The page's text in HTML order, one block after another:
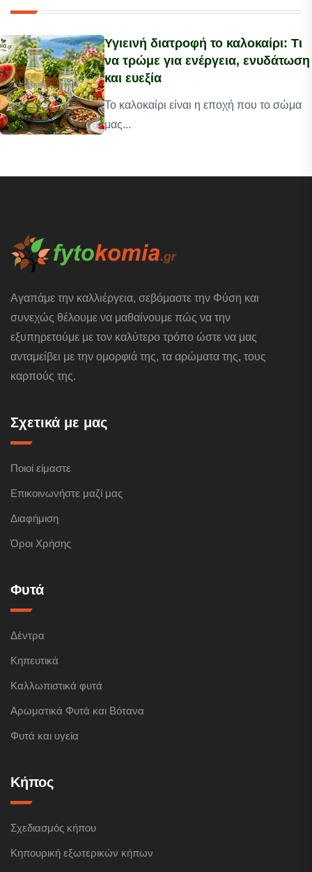
Υγιεινή διατροφή το καλοκαίρι: Τι
να τρώμε για ενέργεια, ενυδάτωση
και ευεξία
Το καλοκαίρι είναι η εποχή που το σώμα
μας...
Αγαπάμε την καλλιέργεια, σεβόμαστε την Φύση και
συνεχώς θέλουμε να μαθαίνουμε πώς να την
εξυπηρετούμε με τον καλύτερο τρόπο ώστε να μας
ανταμείβει με την ομορφιά της, τα αρώματα της, τους
καρπούς της.
Σχετικά με μας
Ποιοί είμαστε
Επικοινωνήστε μαζί μας
Διαφήμιση
Όροι Χρήσης
Φυτά
Δέντρα
Κηπευτικά
Καλλωπιστικά φυτά
Αρωματικά Φυτά και Βότανα
Φυτά και υγεία
Κήπος
Σχεδιασμός κήπου
Κηπουρική εξωτερικών κήπων